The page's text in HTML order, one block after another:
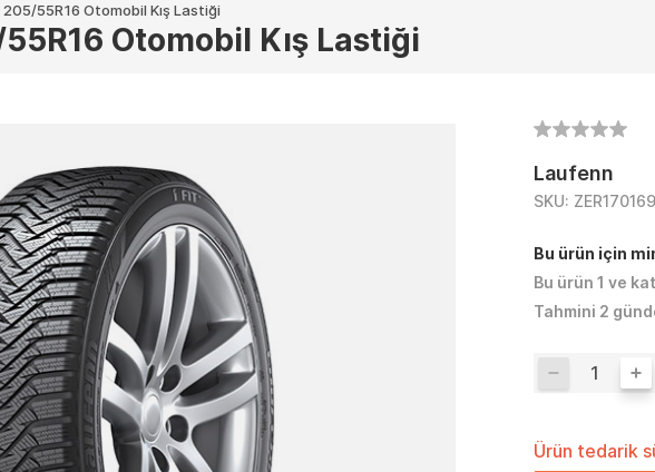
55R16 Otomobil Kış Lastiği
Otomobil Kış Lastiği
Laufenn
SKU:
Bu ürün için
Bu ürün 1 ve
Tahmini 2
Ürün tedarik